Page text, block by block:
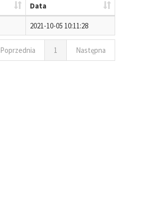
Data
2021-10-05 10:11:28
Poprzednia 1 Następna